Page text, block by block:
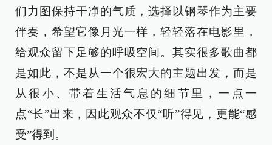
们力图保持干净的气质，选择以钢琴作为主要
伴奏，希望它像月光一样，轻轻落在电影里，
给观众留下足够的呼吸空间。其实很多歌曲都
是如此，不是从一个很宏大的主题出发，而是
从很小、带着生活气息的细节里，一点一
点“长”出来，因此观众不仅“听”得见，更能“感
受”得到。